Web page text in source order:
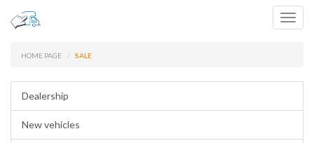
HOME PAGE SALE
Dealership
New vehicles